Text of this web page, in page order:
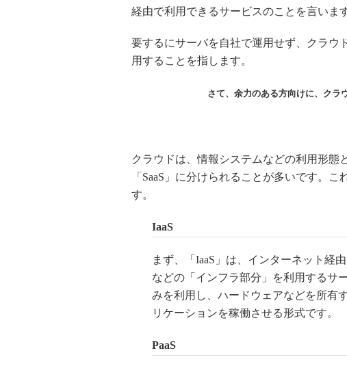
経由で利用できるサービスのことを言います
要するにサーバを自社で運用せず、クラウ
用することを指します。
さて、余力のある方向けに、クラ
クラウドは、情報システムなどの利用形態
「SaaS」に分けられることが多いです。
す。
IaaS
まず、「IaaS」は、インターネット経
などの「インフラ部分」を利用するサ
みを利用し、ハードウェアなどを所有
リケーションを稼働させる形式です。
PaaS